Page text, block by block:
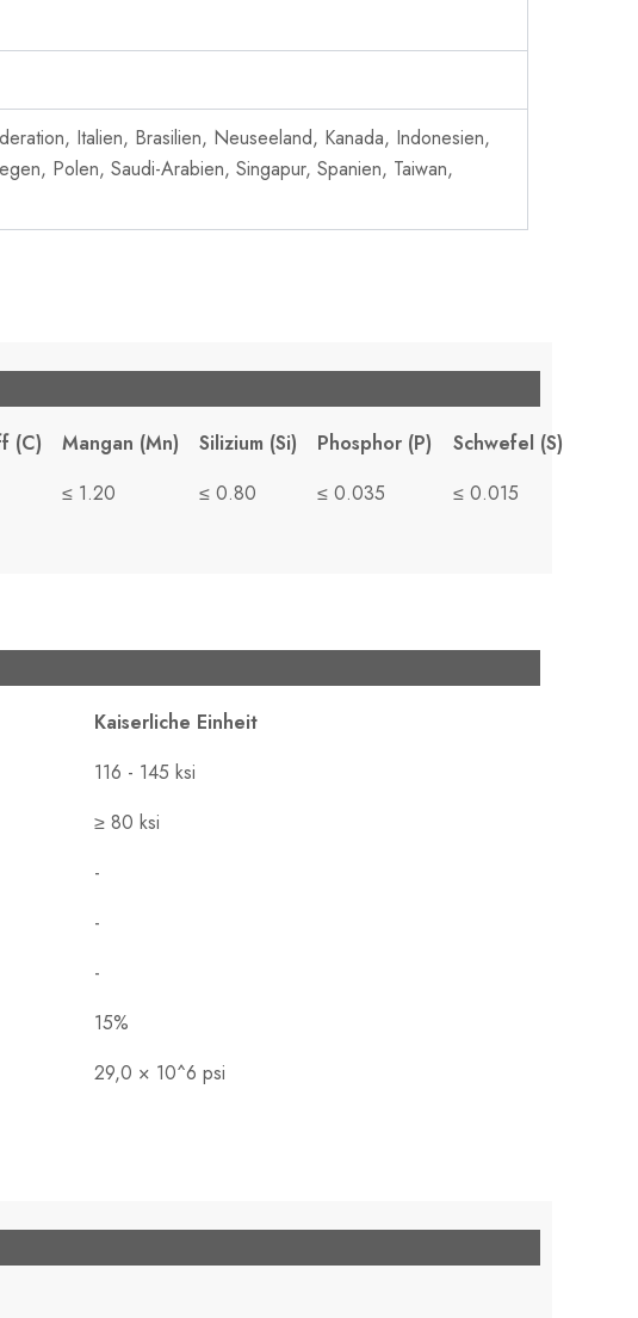
Italien, Brasilien, Neuseeland, Kanada, Indonesien,
Polen, Saudi-Arabien, Singapur, Spanien, Taiwan,
(C) Mangan (Mn) Silizium (Si) Phosphor (P)
Schwefel (S)
≤ 1.20 ≤ 0.80 ≤ 0.035 ≤ 0.015
Kaiserliche Einheit
116 - 145 ksi
≥ 80 ksi
-
-
-
15%
29,0 × 10^6 psi